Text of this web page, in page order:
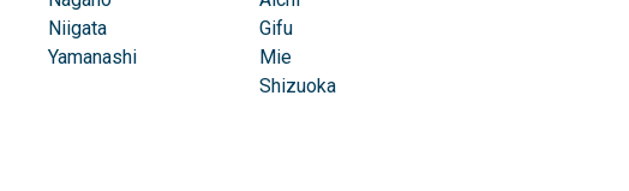
Niigata
Yamanashi
Gifu
Mie
Shizuoka